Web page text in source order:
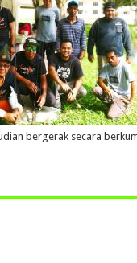
bergerak secara